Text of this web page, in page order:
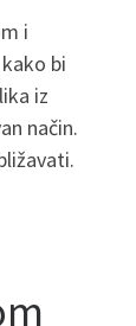
i
bi
iz
način.